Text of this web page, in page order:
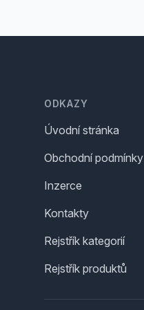
ODKAZY
Úvodní stránka
Obchodní podmínky
Inzerce
Kontakty
Rejstřík kategorií
Rejstřík produktů